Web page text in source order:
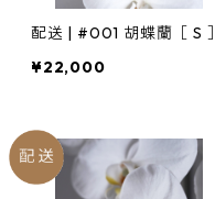
配送 | #001 胡蝶蘭［ S ］
¥22,000